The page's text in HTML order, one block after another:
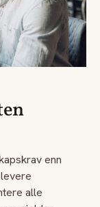
enn
alle